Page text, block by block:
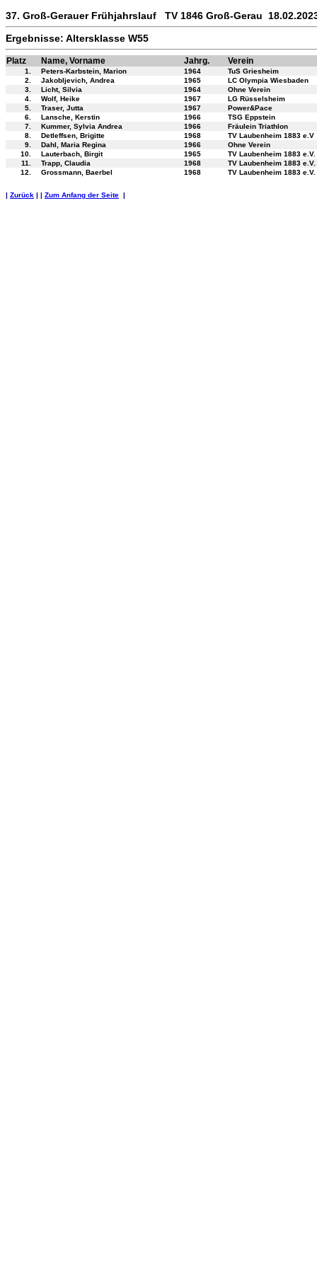
37. Groß-Gerauer Frühjahrslauf TV 1846 Groß-Gerau
Ergebnisse: Altersklasse W55
Platz Name, Vorname Jahrg. Verein
1. Peters-Karbstein, Marion 1964
TuS Griesheim
2.
Jakobljevich, Andrea 1965
LC Olympia Wiesbaden
3.
Licht, Silvia 1964
Ohne Verein
4.
Wolf, Heike 1967
LG Rüsselsheim
5.
Traser, Jutta 1967
Power&Pace
6.
Lansche, Kerstin 1966
TSG Eppstein
7.
Kummer, Sylvia Andrea 1966
Fräulein Triathlon
8.
Detleffsen, Brigitte 1968
TV Laubenheim 1883 e.V
9.
Dahl, Maria Regina 1966
Ohne Verein
10.
Lauterbach, Birgit 1965
TV Laubenheim 1883 e.V.
11.
Trapp, Claudia 1968
TV Laubenheim 1883 e.V.
12.
Grossmann, Baerbel 1968 TV Laubenheim 1883 e.V.
| Zurück | | Zum Anfang der Seite |